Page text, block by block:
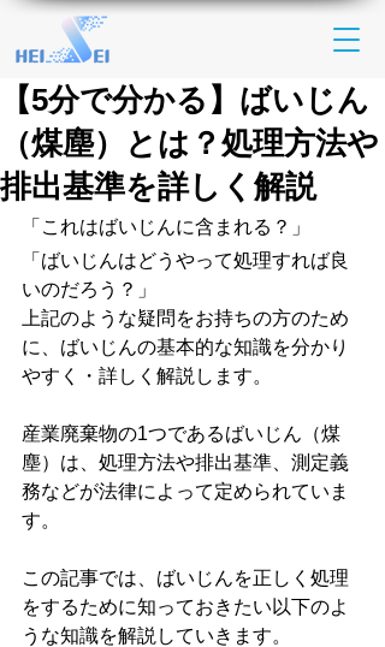
【5分で分かる】ばいじん
（煤塵）とは？処理方法や
排出基準を詳しく解説
「 これはばいじんに含まれる？ 」
「ばいじんはどうやって処理すれば良
いのだろう？」
上記のような疑問をお持ちの方のため
に、ばいじんの基本的な知識を分かり
やすく・詳しく解説します。
産業廃棄物の1つであるばいじん（煤
塵）は、処理方法や排出基準、測定義
務などが法律によって定められていま
す。
この記事では、ばいじんを正しく処理
をするために知っておきたい以下のよ
うな知識を解説していきます。